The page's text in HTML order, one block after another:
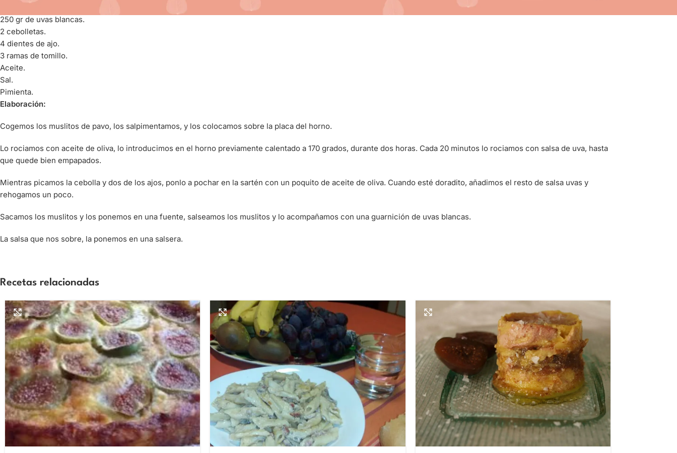
250 gr de uvas blancas.
2 cebolletas.
4 dientes de ajo.
3 ramas de tomillo.
Aceite.
Sal.
Pimienta.
Elaboración:
Cogemos los muslitos de pavo, los salpimentamos, y los colocamos sobre la placa del horno.
Lo rociamos con aceite de oliva, lo introducimos en el horno previamente calentado a 170 grados, durante dos horas. Cada 20 minutos lo rociamos con salsa de uva, hasta
que quede bien empapados.
Mientras picamos la cebolla y dos de los ajos, ponlo a pochar en la sartén con un poquito de aceite de oliva. Cuando esté doradito, añadimos el resto de salsa uvas y
rehogamos un poco.
Sacamos los muslitos y los ponemos en una fuente, salseamos los muslitos y lo acompañamos con una guarnición de uvas blancas.
La salsa que nos sobre, la ponemos en una salsera.
Recetas relacionadas